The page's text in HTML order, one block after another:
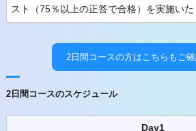
スト（75％以上の正答で合格）を実施いた
2日間コースの方はこちらもご
2日間コースのスケジュール
Day1